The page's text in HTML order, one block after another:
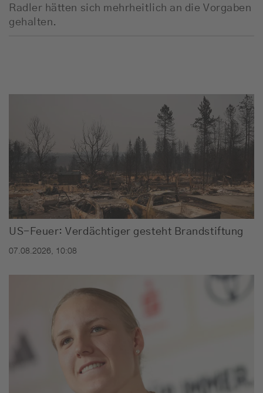
Radler hätten sich mehrheitlich an die Vorgaben
gehalten.
US-Feuer: Verdächtiger gesteht Brandstiftung
07.08.2026, 10:08